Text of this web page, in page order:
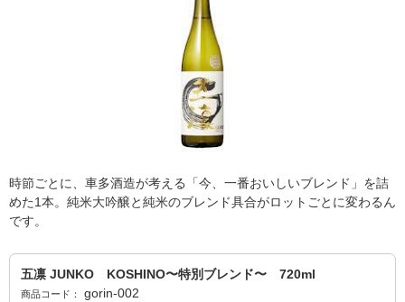
時節ごとに、車多酒造が考える「今、一番おいしいブレンド」を詰
めた1本。純米大吟醸と純米のブレンド具合がロットごとに変わるん
です。
五凛 JUNKO KOSHINO〜特別ブレンド〜 720ml
商品コード： gorin-002